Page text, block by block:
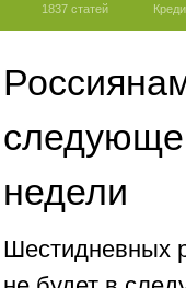
1837 статей
недели
Шестидневных